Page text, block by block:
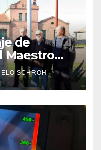
de
Maestro
años de
SCHROH